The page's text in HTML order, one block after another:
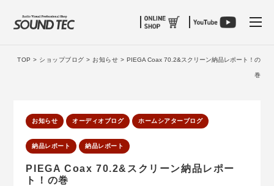
TOP > ショップブログ > お知らせ > PIEGA Coax 70.2&スクリーン納品レポート！の
巻
お知らせ オーディオブログ ホームシアターブログ
納品レポート 納品レポート
PIEGA Coax 70.2&スクリーン納品レポー
ト！の巻